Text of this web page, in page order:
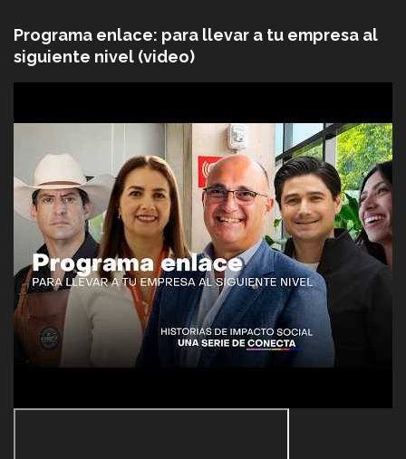
Programa enlace: para llevar a tu empresa al
siguiente nivel (video)